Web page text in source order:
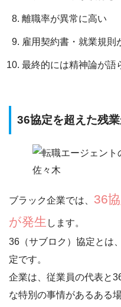
離職率が異常に高い
雇用契約書・就業規則
最終的には精神論が語
36協定を超えた残
佐々木
ブラック企業では、 36
が発生 します。
36（サブロク）協定とは
定です。
企業は、従業員の代表と
な特別の事情があるある